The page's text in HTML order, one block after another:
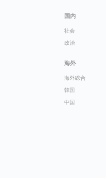
国内
社会
政治
海外
海外総合
韓国
中国